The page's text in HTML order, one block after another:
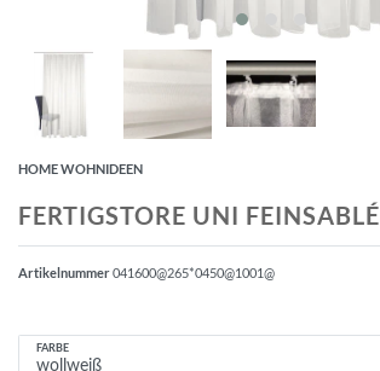
HOME WOHNIDEEN
FERTIGSTORE UNI FEINSABLÉ
Artikelnummer041600@265*0450@1001@
FARBE